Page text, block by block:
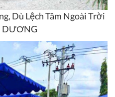
Dù Lệch Tâm Ngoài Trời
DƯƠNG